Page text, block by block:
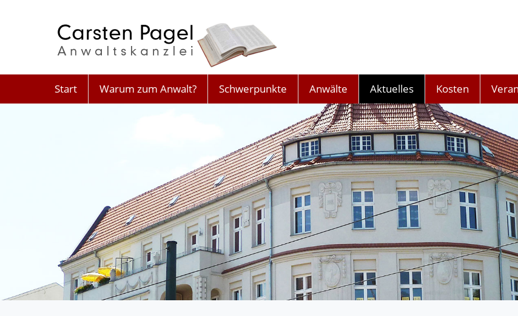
Start Warum zum Anwalt? Schwerpunkte Anwälte Aktuelles Kosten